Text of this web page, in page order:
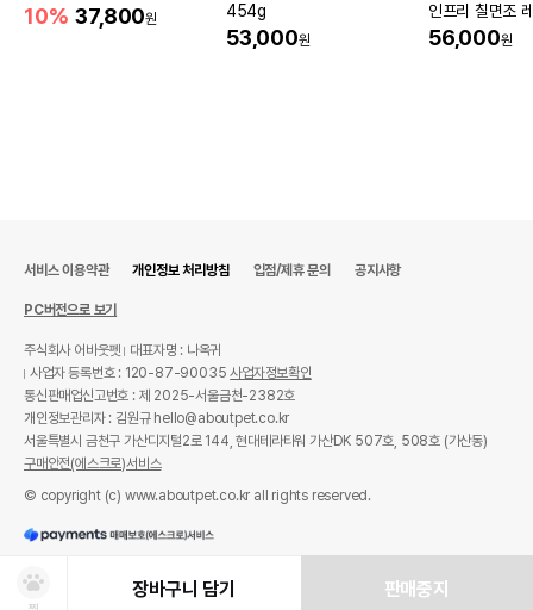
10% 37,800원
454g
53,000원
인프리 칠면조
56,000원
장바구니 담기 판매중지
서비스 이용약관 개인정보 처리방침 입점/제휴 문의 공지사항
PC버전으로 보기
주식회사 어바웃펫
대표자명 : 나옥귀
사업자 등록번호 : 120-87-90035사업자정보확인
통신판매업신고번호 : 제 2025-서울금천-2382호
개인정보관리자 : 김원규 hello@aboutpet.co.kr
서울특별시 금천구 가산디지털2로 144, 현대테라타워 가산DK 507호, 508호 (가산동)
구매안전(에스크로)서비스
© copyright (c) www.aboutpet.co.kr all rights reserved.